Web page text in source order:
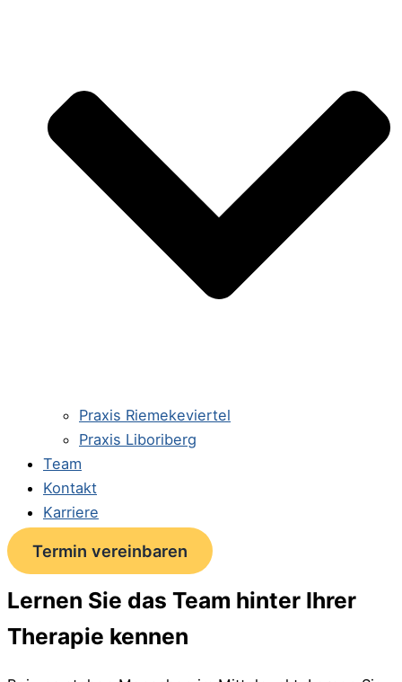
Praxis Riemekeviertel
Praxis Liboriberg
Team
Kontakt
Karriere
Termin vereinbaren
Lernen Sie das Team hinter Ihrer
Therapie kennen